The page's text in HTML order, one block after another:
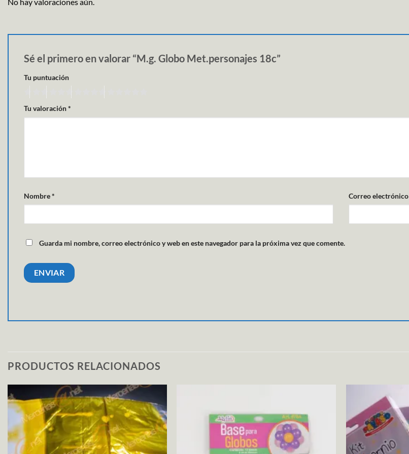
Sé el primero en valorar “M.g. Globo Met.personajes 18c”
Tu puntuación
Tu valoración*
Nombre* Correo electrónico
Guarda mi nombre, correo electrónico y web en este navegador para la próxima vez que comente.
PRODUCTOS RELACIONADOS